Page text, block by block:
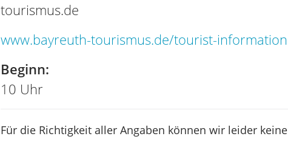
tourismus.de
www.bayreuth-tourismus.de/tourist-information
Beginn:
10 Uhr
Für die Richtigkeit aller Angaben können wir leider keine